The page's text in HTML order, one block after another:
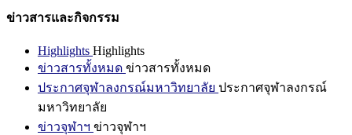
ข่าวสารและกิจกรรม
Highlights Highlights
ข่าวสารทั้งหมด ข่าวสารทั้งหมด
ประกาศจุฬาลงกรณ์มหาวิทยาลัย ประกาศจุฬาลงกรณ์
มหาวิทยาลัย
ข่าวจุฬาฯ ข่าวจุฬาฯ